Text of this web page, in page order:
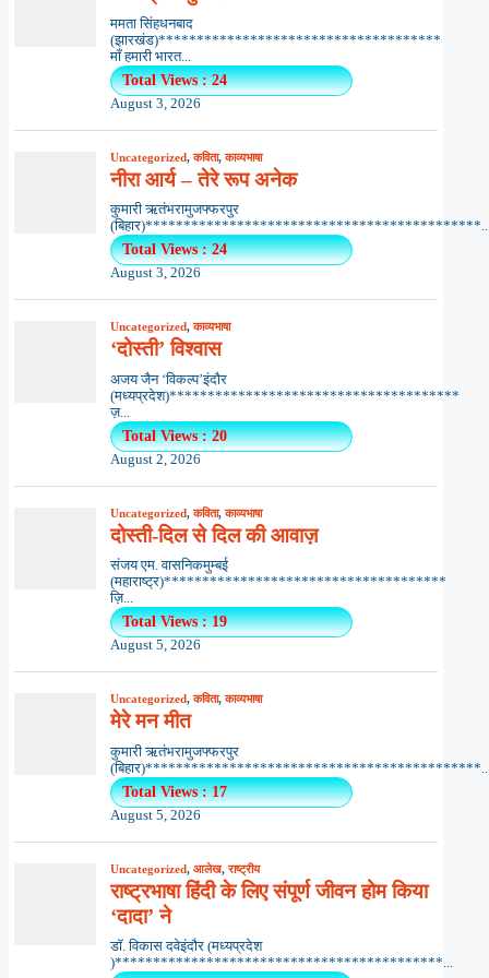
ममता सिंहधनबाद
(झारखंड)*************************************
माँ हमारी भारत...
Total Views : 24
August 3, 2026
Uncategorized,कविता,काव्यभाषा
नीरा आर्य – तेरे रूप अनेक
कुमारी ऋतंभरामुजफ्फरपुर
Total Views : 24
August 3, 2026
Uncategorized,काव्यभाषा
‘दोस्ती’ विश्वास
अजय जैन ‘विकल्प’इंदौर
(मध्यप्रदेश)**************************************
ज़...
Total Views : 20
August 2, 2026
Uncategorized,कविता,काव्यभाषा
दोस्ती-दिल से दिल की आवाज़
संजय एम. वासनिकमुम्बई
(महाराष्ट्र)*************************************
ज़ि...
Total Views : 19
August 5, 2026
Uncategorized,कविता,काव्यभाषा
मेरे मन मीत
कुमारी ऋतंभरामुजफ्फरपुर
Total Views : 17
August 5, 2026
Uncategorized, आलेख,राष्ट्रीय
राष्ट्रभाषा हिंदी के लिए संपूर्ण जीवन होम किया
‘दादा’ ने
डॉ. विकास दवेइंदौर (मध्यप्रदेश
)*******************************************...